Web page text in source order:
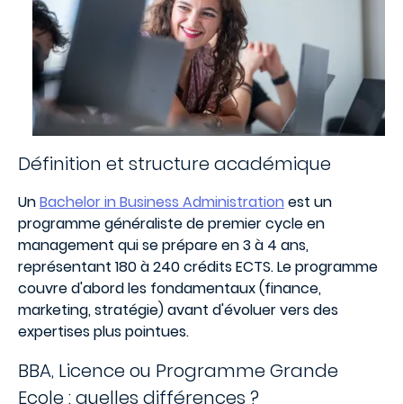
Définition et structure académique
UnBachelor in Business Administrationest un
programme généraliste de premier cycle en
management qui se prépare en 3 à 4 ans,
représentant 180 à 240 crédits ECTS. Le programme
couvre d'abord les fondamentaux (finance,
marketing, stratégie) avant d'évoluer vers des
expertises plus pointues.
BBA, Licence ou Programme Grande
Ecole : quelles différences ?